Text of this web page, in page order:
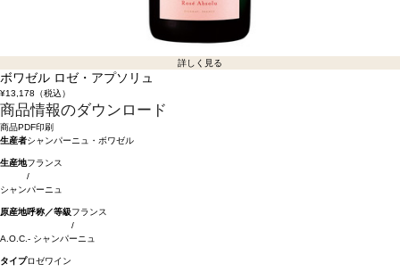
詳しく見る
ボワゼル ロゼ・アプソリュ
¥13,178 （税込）
商品情報のダウンロード
商品PDF印刷
生産者シャンパーニュ・ボワゼル
生産地フランス
/
シャンパーニュ
原産地呼称／等級フランス
/
A.O.C.- シャンパーニュ
タイプロゼワイン